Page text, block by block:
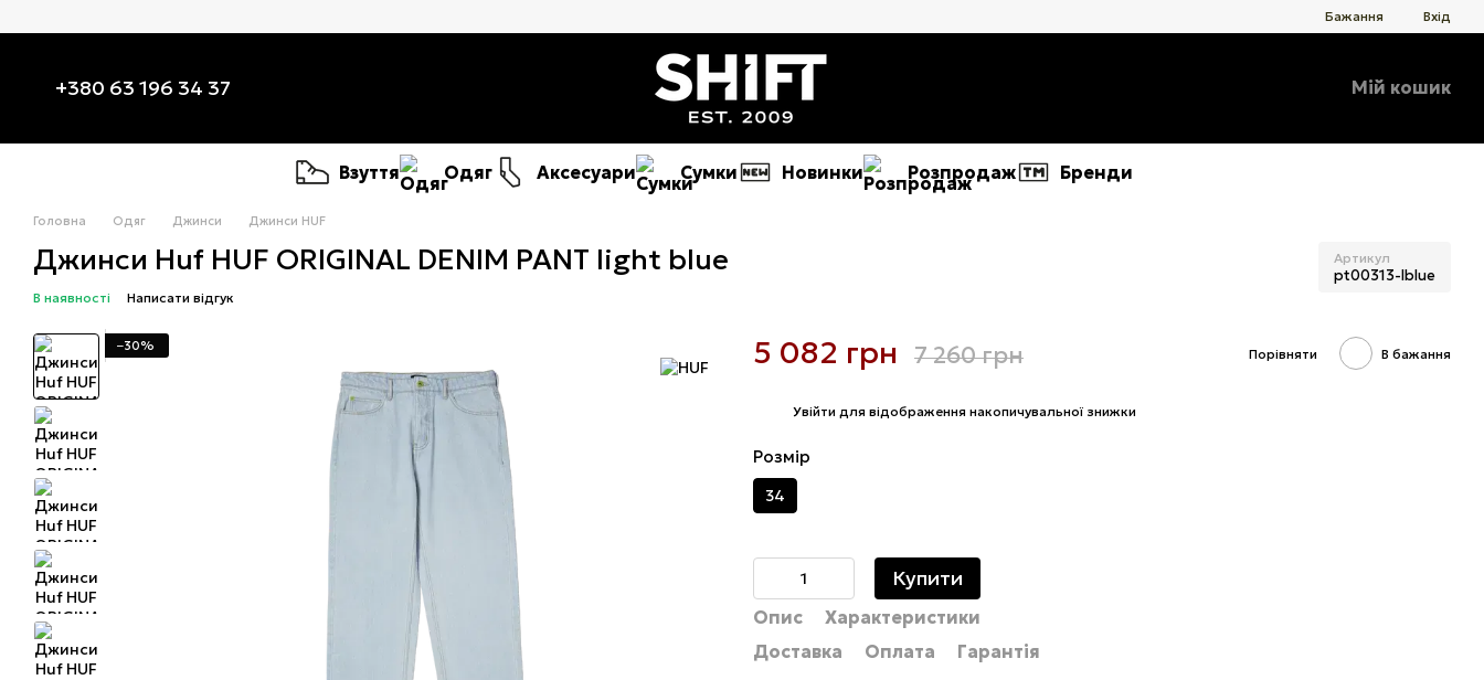
Бажання Вхід
+380 63 196 34 37 Мій кошик
Взуття Одяг Аксесуари Сумки Новинки Розпродаж Бренди
Головна Одяг Джинси Джинси HUF
Джинси Huf HUF ORIGINAL DENIM PANT light blue Артикул
pt00313-lblue
В наявності Написати відгук
−30% 5 082 грн 7 260 грн Порівняти В бажання
Увійти для відображення накопичувальної знижки
Розмір
34
Купити
Опис
Характеристики
Доставка
Оплата Гарантія